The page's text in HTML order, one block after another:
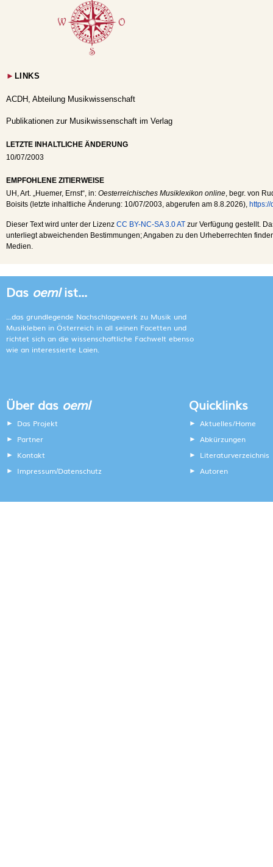
► LINKS
ACDH, Abteilung Musikwissenschaft
Publikationen zur Musikwissenschaft im Verlag
LETZTE INHALTLICHE ÄNDERUNG
10/07/2003
EMPFOHLENE ZITIERWEISE
UH , Art. „Huemer, Ernst“, in: Oesterreichisches Musiklexikon online , begr. von
Boisits (letzte inhaltliche Änderung: 10/07/2003 , abgerufen am 8.8.2026),
Dieser Text wird unter der Lizenz CC BY-NC-SA 3.0 AT zur Verfügung gestellt.
unterliegt abweichenden Bestimmungen; Angaben zu den Urheberrechten
Medien.
Das oemlist...
...das grundlegende Nachschlagewerk zu Musik und
Musikleben in Österreich in all seinen Facetten und
richtet sich an die wissenschaftliche Fachwelt ebenso
wie an interessierte Laien.
Über das oeml
Das Projekt
Partner
Kontakt
Impressum/Datenschutz
Quicklinks
Aktuelles/Home
Abkürzungen
Literaturverzeichnis
Autoren